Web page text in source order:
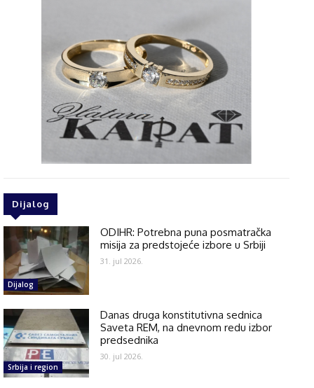
Dijalog
Dijalog
ODIHR: Potrebna puna posmatračka
misija za predstojeće izbore u Srbiji
31. jul 2026.
Srbija i region
Danas druga konstitutivna sednica
Saveta REM, na dnevnom redu izbor
predsednika
30. jul 2026.